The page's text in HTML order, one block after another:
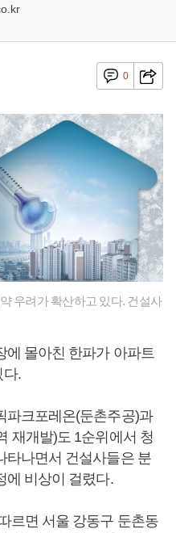
0
우려가 확산하고 있다. 건설사
에 몰아친 한파가 아파트
다.
파크포레온(둔촌주공)과
재개발)도 1순위에서 청
타나면서 건설사들은 분
에 비상이 걸렸다.
르면 서울 강동구 둔촌동